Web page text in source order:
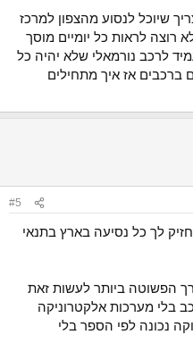
פתרון נהדר להרבה אנשים..
שיוכל לנסוע מהצפון למרכז
רוצה לראות כל יומיים מוסך
לרכב נורמאלי שלא יהיה כל
ברכבים אז איך מתחילים
#5
לך כל נסיעה בארץ בתנאי
הפשוטה ביותר לעשות זאת
בלי מערכות אלקטרוניקה
נכונה לפי הספר בלי